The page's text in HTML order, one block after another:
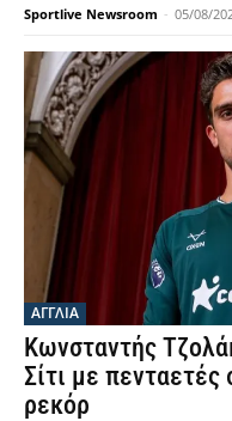
Sportlive Newsroom - 05/08/
ΑΓΓΛΙΑ
Κωνσταντής
Σίτι με
ρεκόρ